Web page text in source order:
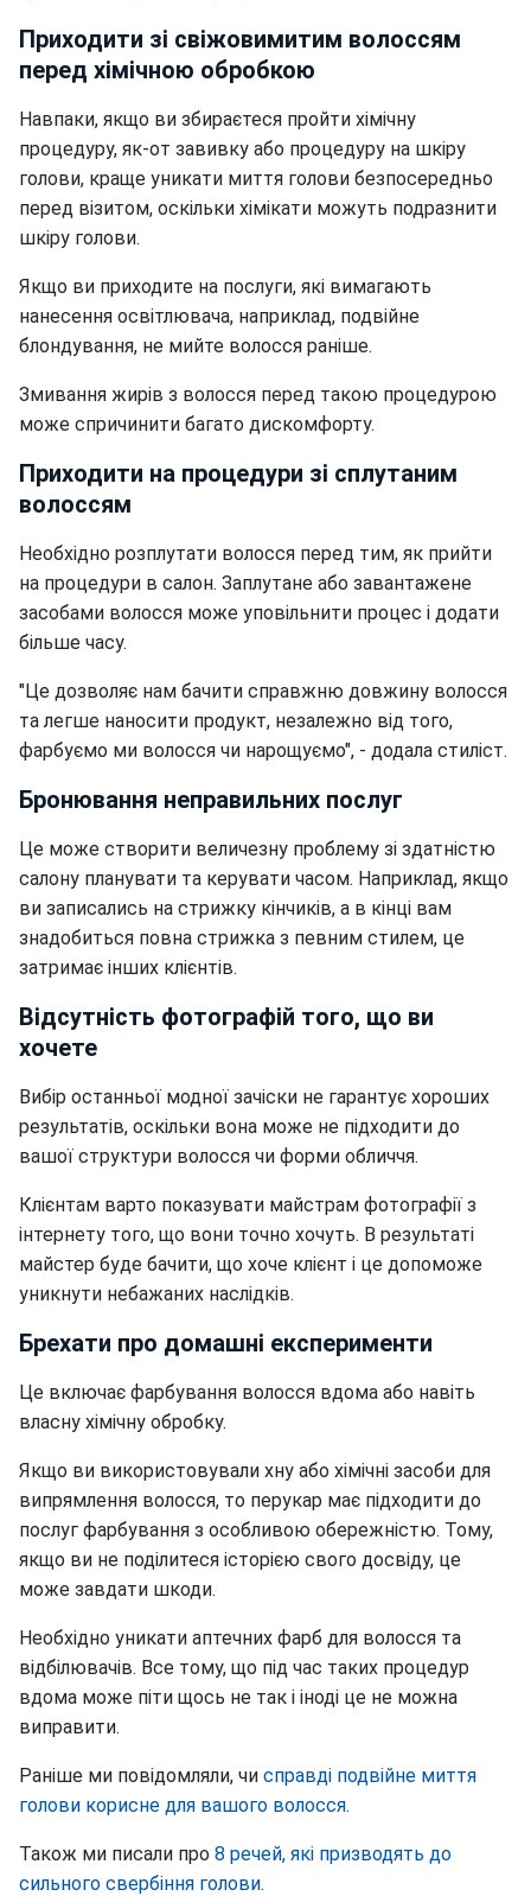
Приходити зі свіжовимитим волоссям
перед хімічною обробкою
Навпаки, якщо ви збираєтеся пройти хімічну
процедуру, як-от завивку або процедуру на шкіру
голови, краще уникати миття голови безпосередньо
перед візитом, оскільки хімікати можуть подразнити
шкіру голови.
Якщо ви приходите на послуги, які вимагають
нанесення освітлювача, наприклад, подвійне
блондування, не мийте волосся раніше.
Змивання жирів з волосся перед такою процедурою
може спричинити багато дискомфорту.
Приходити на процедури зі сплутаним
волоссям
Необхідно розплутати волосся перед тим, як прийти
на процедури в салон. Заплутане або завантажене
засобами волосся може уповільнити процес і додати
більше часу.
"Це дозволяє нам бачити справжню довжину волосся
та легше наносити продукт, незалежно від того,
фарбуємо ми волосся чи нарощуємо", - додала стиліст.
Бронювання неправильних послуг
Це може створити величезну проблему зі здатністю
салону планувати та керувати часом. Наприклад, якщо
ви записались на стрижку кінчиків, а в кінці вам
знадобиться повна стрижка з певним стилем, це
затримає інших клієнтів.
Відсутність фотографій того, що ви
хочете
Вибір останньої модної зачіски не гарантує хороших
результатів, оскільки вона може не підходити до
вашої структури волосся чи форми обличчя.
Клієнтам варто показувати майстрам фотографії з
інтернету того, що вони точно хочуть. В результаті
майстер буде бачити, що хоче клієнт і це допоможе
уникнути небажаних наслідків.
Брехати про домашні експерименти
Це включає фарбування волосся вдома або навіть
власну хімічну обробку.
Якщо ви використовували хну або хімічні засоби для
випрямлення волосся, то перукар має підходити до
послуг фарбування з особливою обережністю. Тому,
якщо ви не поділитеся історією свого досвіду, це
може завдати шкоди.
Необхідно уникати аптечних фарб для волосся та
відбілювачів. Все тому, що під час таких процедур
вдома може піти щось не так і іноді це не можна
виправити.
Раніше ми повідомляли, чи справді подвійне миття
голови корисне для вашого волосся.
Також ми писали про 8 речей, які призводять до
сильного свербіння голови.